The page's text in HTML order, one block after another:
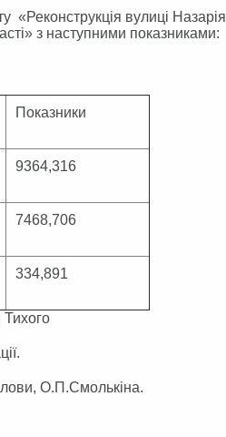
«Реконструкція вулиці Назарія
з наступними показниками:
Показники
9364,316
7468,706
334,891
Тихого
О.П.Смолькіна.